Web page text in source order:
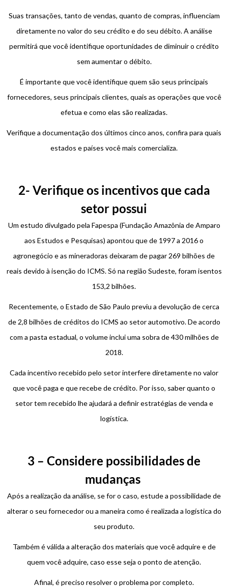
Suas transações, tanto de vendas, quanto de compras, influenciam
diretamente no valor do seu crédito e do seu débito. A análise
permitirá que você identifique oportunidades de diminuir o crédito
sem aumentar o débito.
É importante que você identifique quem são seus principais
fornecedores, seus principais clientes, quais as operações que você
efetua e como elas são realizadas.
Verifique a documentação dos últimos cinco anos, confira para quais
estados e países você mais comercializa.
2- Verifique os incentivos que cada
setor possui
Um estudo divulgado pela Fapespa (Fundação Amazônia de Amparo
aos Estudos e Pesquisas) apontou que de 1997 a 2016 o
agronegócio e as mineradoras deixaram de pagar 269 bilhões de
reais devido à isenção do ICMS. Só na região Sudeste, foram isentos
153,2 bilhões.
Recentemente, o Estado de São Paulo previu a devolução de cerca
de 2,8 bilhões de créditos do ICMS ao setor automotivo. De acordo
com a pasta estadual, o volume inclui uma sobra de 430 milhões de
2018.
Cada incentivo recebido pelo setor interfere diretamente no valor
que você paga e que recebe de crédito. Por isso, saber quanto o
setor tem recebido lhe ajudará a definir estratégias de venda e
logística.
3 – Considere possibilidades de
mudanças
Após a realização da análise, se for o caso, estude a possibilidade de
alterar o seu fornecedor ou a maneira como é realizada a logística do
seu produto.
Também é válida a alteração dos materiais que você adquire e de
quem você adquire, caso esse seja o ponto de atenção.
Afinal, é preciso resolver o problema por completo.